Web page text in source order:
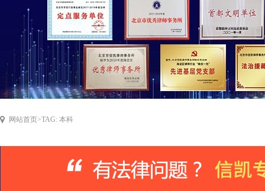
网站首页>TAG: 本科